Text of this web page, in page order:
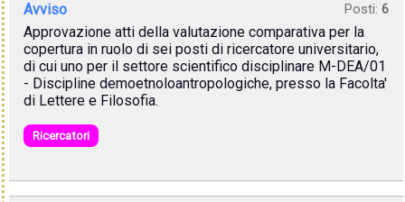
Avviso Posti: 6
Approvazione atti della valutazione comparativa per la
copertura in ruolo di sei posti di ricercatore universitario,
di cui uno per il settore scientifico disciplinare M-DEA/01
- Discipline demoetnoloantropologiche, presso la Facolta'
di Lettere e Filosofia.
Ricercatori